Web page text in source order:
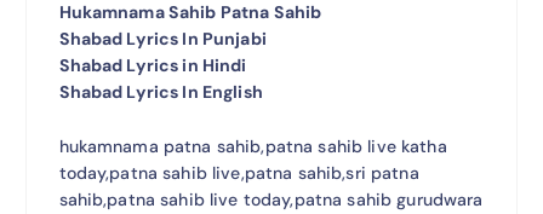
Hukamnama Sahib Patna Sahib
Shabad Lyrics In Punjabi
Shabad Lyrics in Hindi
Shabad Lyrics In English
hukamnama patna sahib,patna sahib live katha
today,patna sahib live,patna sahib,sri patna
sahib,patna sahib live today,patna sahib gurudwara